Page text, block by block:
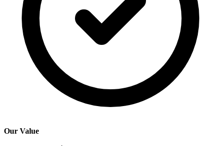
Our Value